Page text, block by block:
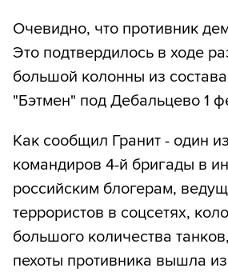
Очевидно, что противник
Это подтвердилось в ходе
большой колонны из
"Бэтмен" под Дебальцево 1
Как сообщил Гранит - один
командиров 4-й бригады в
российским блогерам,
террористов в соцсетях,
большого количества
пехоты противника вышла